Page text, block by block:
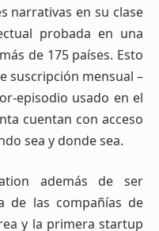
narrativas en su clase
probada en una
de 175 países. Esto
suscripción mensual –
episodio usado en el
cuentan con acceso
sea y donde sea.
además de ser
de las compañías de
y la primera startup